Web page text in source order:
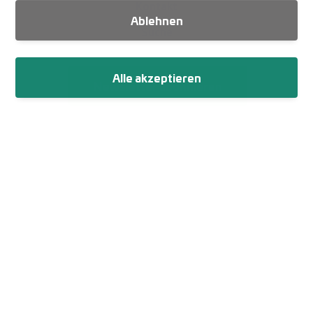
Newsletter abonnieren
Ablehnen
Alle akzeptieren